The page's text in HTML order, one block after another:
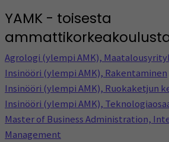
YAMK - toisesta
ammattikorkeakoulusta
Agrologi (ylempi AMK),
Insinööri (ylempi AMK), Rakentaminen
Insinööri (ylempi AMK), Ruokaketjun
Insinööri (ylempi AMK),
Master of Business Administration,
Management